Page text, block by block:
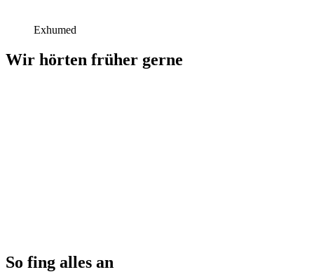
Exhumed
Wir hörten früher gerne
So fing alles an